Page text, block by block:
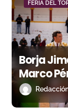
s
FERIA DEL
Borja
Marco
mañana
Olivenza